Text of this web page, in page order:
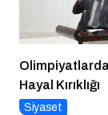
Hayal Kırıklığı
Siyaset